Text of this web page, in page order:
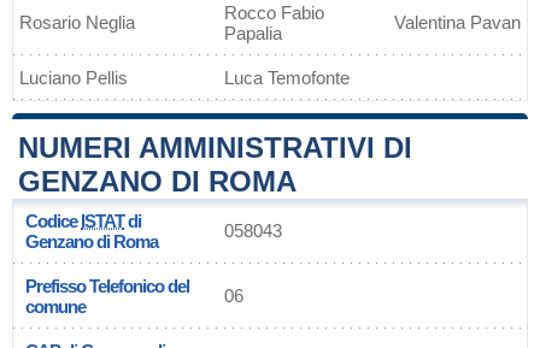
Rosario Neglia
Rocco Fabio
Papalia
Valentina Pavan
Luciano Pellis Luca Temofonte
NUMERI AMMINISTRATIVI DI
GENZANO DI ROMA
CodiceISTATdi
Genzano di Roma
058043
Prefisso Telefonico del
comune
06